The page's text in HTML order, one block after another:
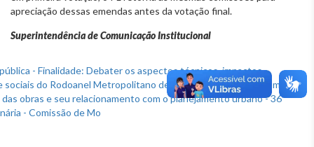
apreciação dessas emendas antes da votação final.
Superintendência de Comunicação Institucional